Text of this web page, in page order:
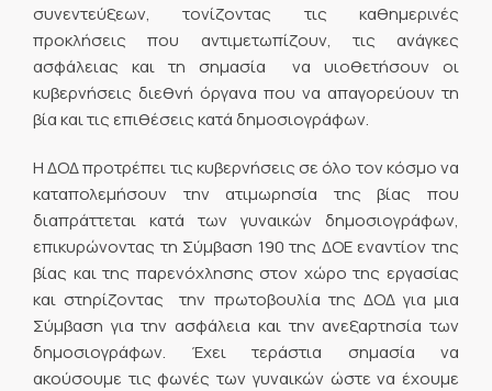
συνεντεύξεων, τονίζοντας τις καθημερινές
προκλήσεις που αντιμετωπίζουν, τις ανάγκες
ασφάλειας και τη σημασία να υιοθετήσουν οι
κυβερνήσεις διεθνή όργανα που να απαγορεύουν τη
βία και τις επιθέσεις κατά δημοσιογράφων.
Η ΔΟΔ προτρέπει τις κυβερνήσεις σε όλο τον κόσμο να
καταπολεμήσουν την ατιμωρησία της βίας που
διαπράττεται κατά των γυναικών δημοσιογράφων,
επικυρώνοντας τη Σύμβαση 190 της ΔΟΕ εναντίον της
βίας και της παρενόχλησης στον χώρο της εργασίας
και στηρίζοντας την πρωτοβουλία της ΔΟΔ για μια
Σύμβαση για την ασφάλεια και την ανεξαρτησία των
δημοσιογράφων. Έχει τεράστια σημασία να
ακούσουμε τις φωνές των γυναικών ώστε να έχουμε